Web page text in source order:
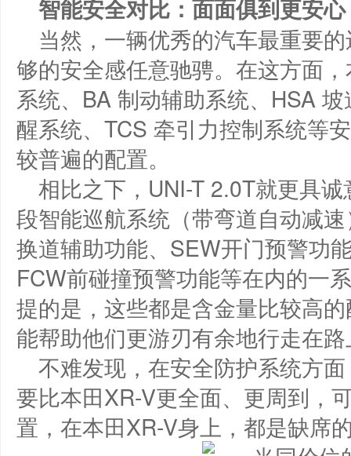
智能安全对比：面面俱到更安心
当然，一辆优秀的汽车最重要
够的安全感任意驰骋。在这方面
系统、BA 制动辅助系统、HSA
醒系统、TCS 牵引力控制系统等
较普遍的配置。
相比之下，UNI-T 2.0T就更具
段智能巡航系统（带弯道自动减
换道辅助功能、SEW开门预警功
FCW前碰撞预警功能等在内的一
提的是，这些都是含金量比较高
能帮助他们更游刃有余地行走在
不难发现，在安全防护系统方
要比本田XR-V更全面、更周到，
置，在本田XR-V身上，都是缺席